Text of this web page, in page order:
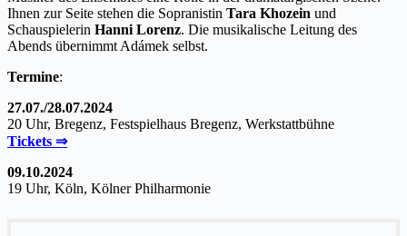
Ihnen zur Seite stehen die Sopranistin Tara Khozein und
Schauspielerin Hanni Lorenz. Die musikalische Leitung des
Abends übernimmt Adámek selbst.
Termine:
27.07./28.07.2024
20 Uhr, Bregenz, Festspielhaus Bregenz, Werkstattbühne
Tickets ⇒
09.10.2024
19 Uhr, Köln, Kölner Philharmonie